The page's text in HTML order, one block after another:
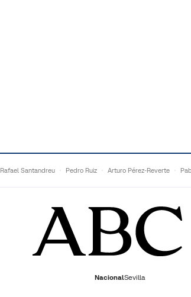
Rafael Santandreu Pedro Ruiz Arturo Pérez-Reverte
NacionalSevilla